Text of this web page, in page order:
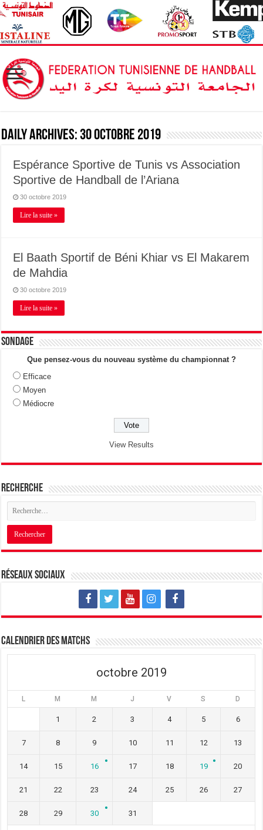
Daily Archives:30 octobre 2019
Espérance Sportive de Tunis vs Association
Sportive de Handball de l’Ariana
30 octobre 2019
Lire la suite »
El Baath Sportif de Béni Khiar vs El Makarem
de Mahdia
30 octobre 2019
Lire la suite »
Sondage
Que pensez-vous du nouveau système du championnat ?
Efficace
Moyen
Médiocre
View Results
Recherche
Réseaux sociaux
Calendrier des matchs
octobre 2019
L M M J V S D
1 2 3 4 5 6
7 8 9 10 11 12 13
14 15 16 17 18 19 20
21 22 23 24 25 26 27
28 29 30 31